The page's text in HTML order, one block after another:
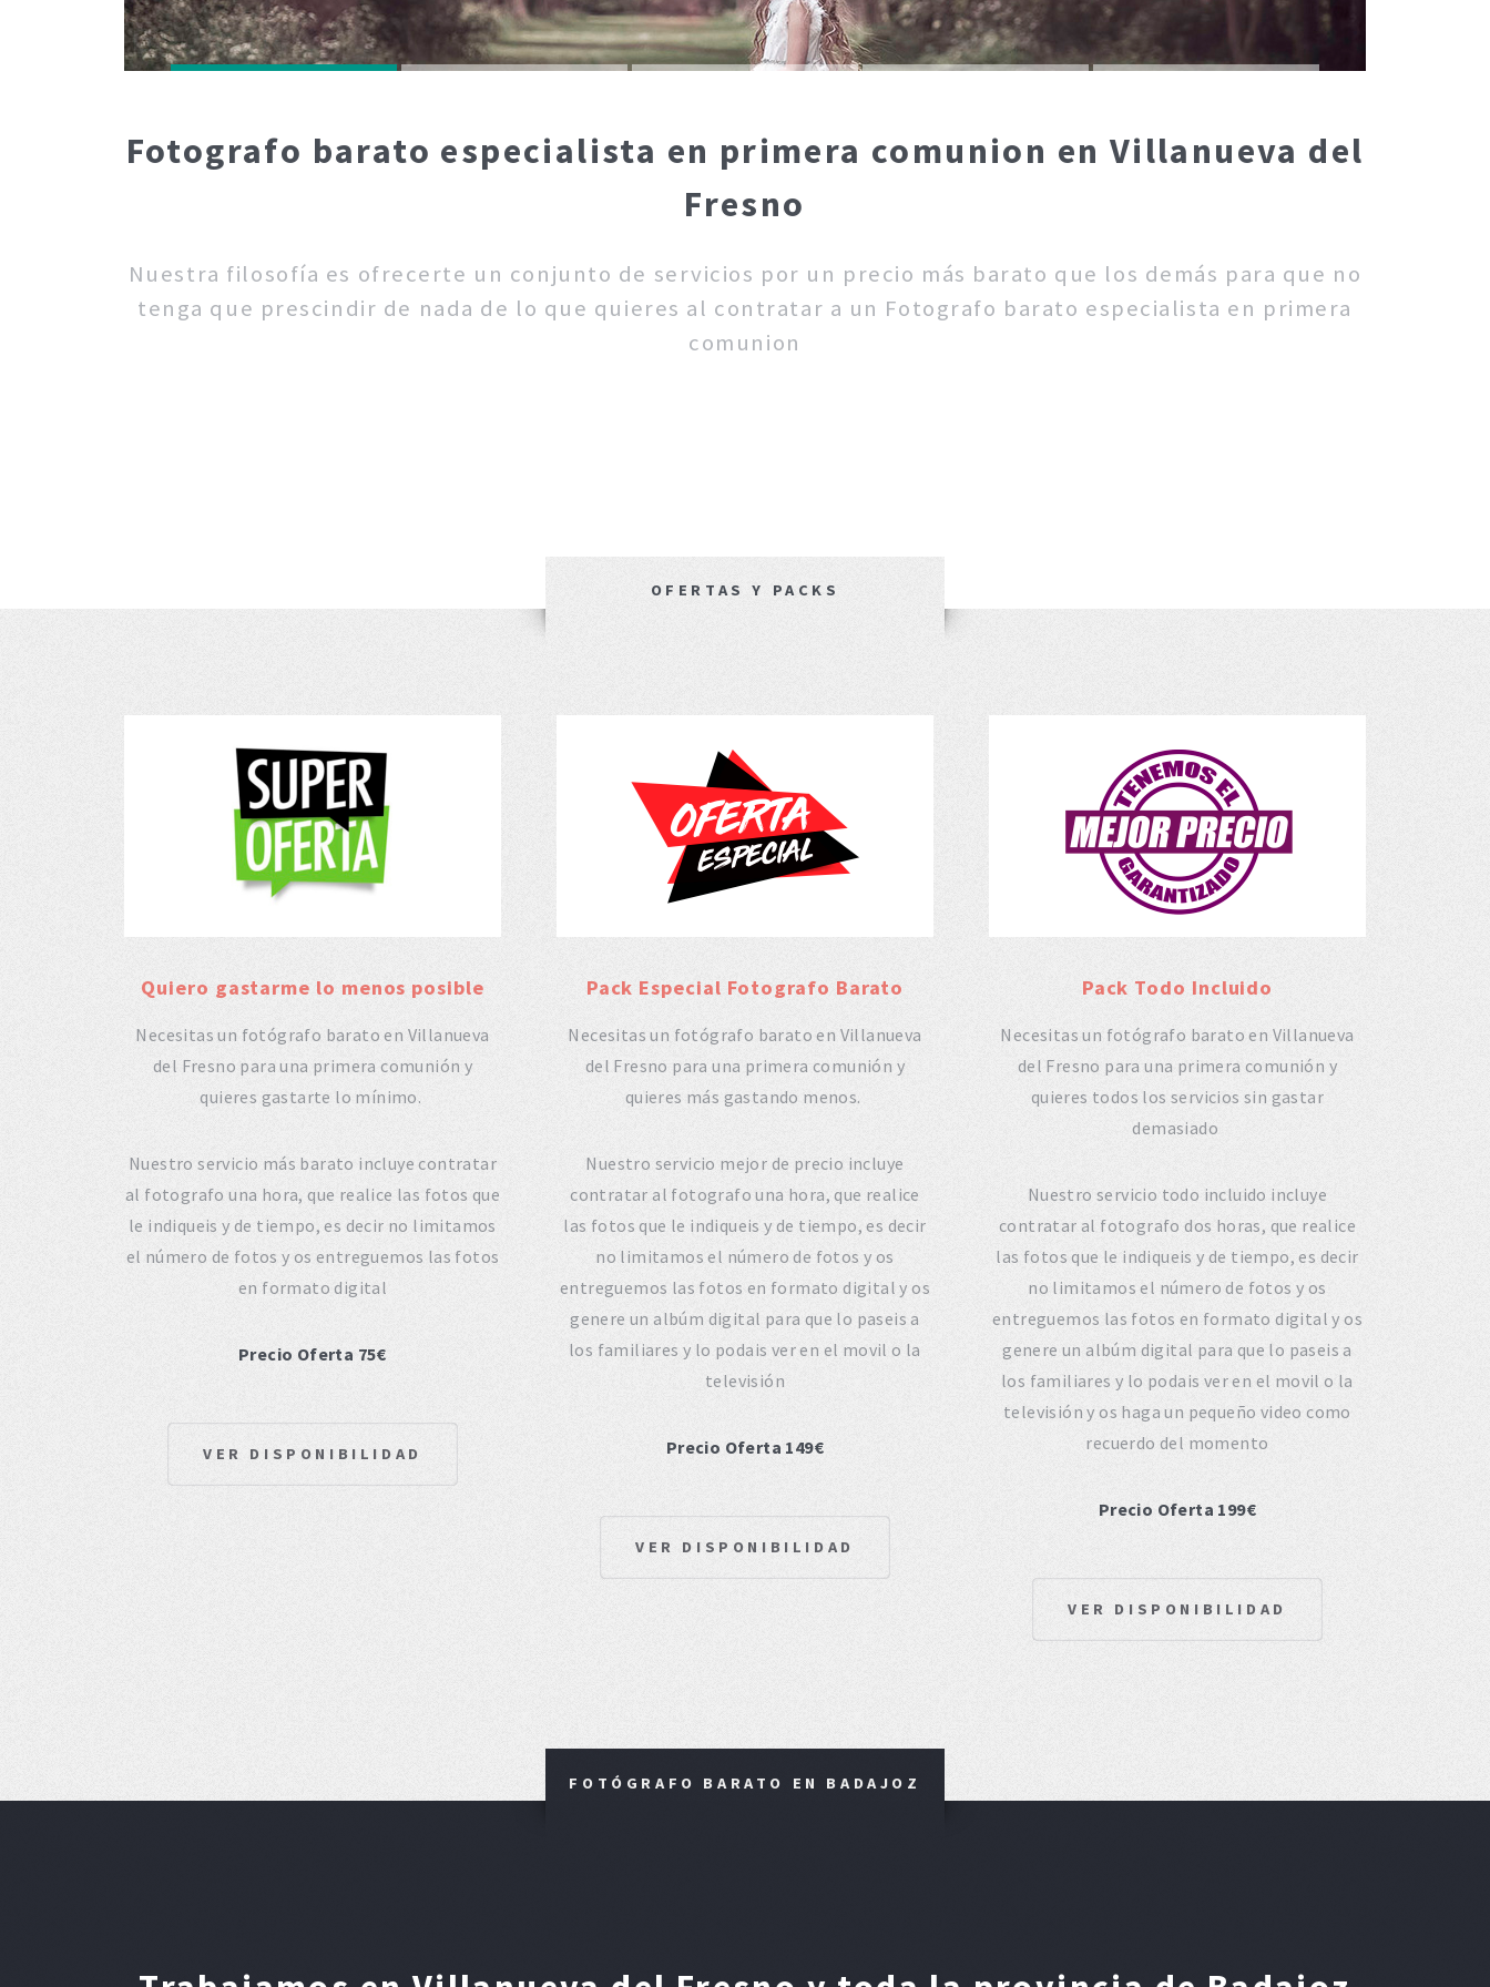
Fotografo barato especialista en primera comunion en Villanueva del
Fresno
Nuestra filosofía es ofrecerte un conjunto de servicios por un precio más barato que los demás para que no
tenga que prescindir de nada de lo que quieres al contratar a un Fotografo barato especialista en primera
comunion
OFERTAS Y PACKS
Quiero gastarme lo menos posible
Necesitas un fotógrafo barato en Villanueva
del Fresno para una primera comunión y
quieres gastarte lo mínimo.
Nuestro servicio más barato incluye contratar
al fotografo una hora, que realice las fotos que
le indiqueis y de tiempo, es decir no limitamos
el número de fotos y os entreguemos las fotos
en formato digital
Precio Oferta 75€
VER DISPONIBILIDAD
Pack Especial Fotografo Barato
Necesitas un fotógrafo barato en Villanueva
del Fresno para una primera comunión y
quieres más gastando menos.
Nuestro servicio mejor de precio incluye
contratar al fotografo una hora, que realice
las fotos que le indiqueis y de tiempo, es decir
no limitamos el número de fotos y os
entreguemos las fotos en formato digital y os
genere un albúm digital para que lo paseis a
los familiares y lo podais ver en el movil o la
televisión
Precio Oferta 149€
VER DISPONIBILIDAD
Pack Todo Incluido
Necesitas un fotógrafo barato en Villanueva
del Fresno para una primera comunión y
quieres todos los servicios sin gastar
demasiado
Nuestro servicio todo incluido incluye
contratar al fotografo dos horas, que realice
las fotos que le indiqueis y de tiempo, es decir
no limitamos el número de fotos y os
entreguemos las fotos en formato digital y os
genere un albúm digital para que lo paseis a
los familiares y lo podais ver en el movil o la
televisión y os haga un pequeño video como
recuerdo del momento
Precio Oferta 199€
VER DISPONIBILIDAD
FOTÓGRAFO BARATO EN BADAJOZ